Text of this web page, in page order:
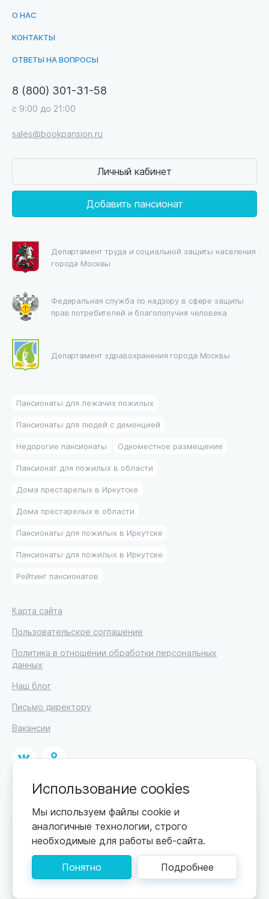
О НАС
КОНТАКТЫ
ОТВЕТЫ НА ВОПРОСЫ
8 (800) 301-31-58
с 9:00 до 21:00
sales@bookpansion.ru
Личный кабинет
Добавить пансионат
Департамент труда и социальной защиты населения
города Москвы
Федеральная служба по надзору в сфере защиты
прав потребителей и благополучия человека
Департамент здравохранения города Москвы
Пансионаты для лежачих пожилых
Пансионаты для людей с деменцией
Недорогие пансионаты Одноместное размещение
Пансионат для пожилых в области
Дома престарелых в Иркутске
Дома престарелых в области
Пансионаты для пожилых в Иркутске
Пансионаты для пожилых в Иркутске
Рейтинг пансионатов
Карта сайта
Пользовательское соглашение
Политика в отношении обработки персональных
данных
Наш блог
Письмо директору
Вакансии
© 2026
ИП Высоцкий Дмитрий Петрович, ИНН 233610721148
Цены обновляются по мере поступления новой
информации. Точную стоимость уточняйте у
пансионата. Информация, предоставленная на сайте,
не может быть использована для постановки
диагноза, назначения лечения и не заменяет прием
Использование cookies
Мы используем файлы cookie и
аналогичные технологии, строго
необходимые для работы веб-сайта.
Понятно Подробнее